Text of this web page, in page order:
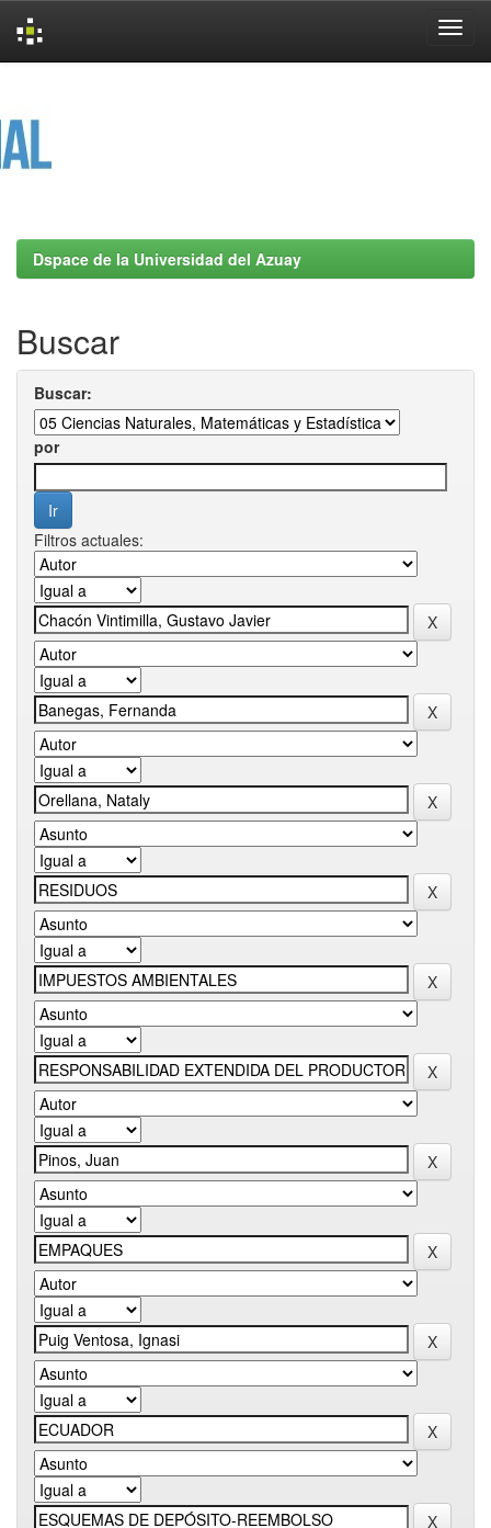
Dspace de la Universidad del Azuay
Buscar
Buscar:
por
Filtros actuales: